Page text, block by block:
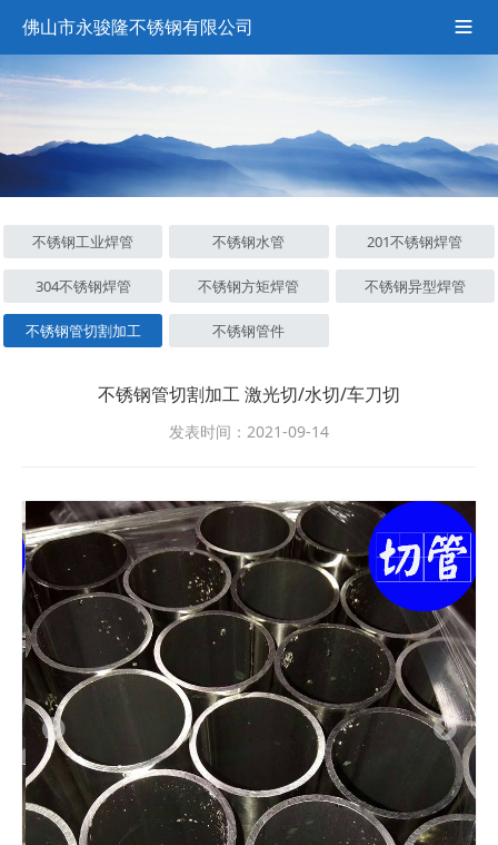
佛山市永骏隆不锈钢有限公司 
不锈钢工业焊管 不锈钢水管 201不锈钢焊管
304不锈钢焊管 不锈钢方矩焊管 不锈钢异型焊管
不锈钢管切割加工 不锈钢管件
不锈钢管切割加工 激光切/水切/车刀切
发表时间：2021-09-14